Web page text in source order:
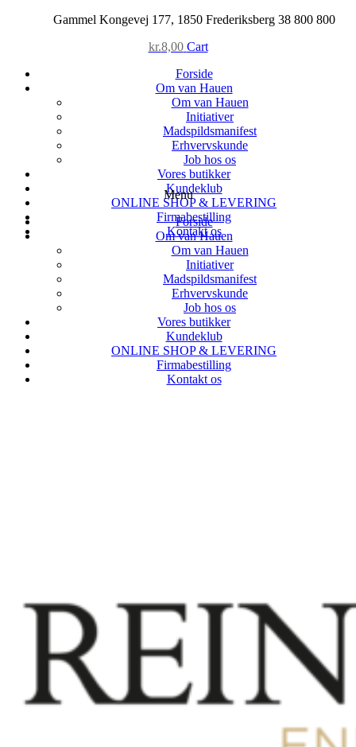
Gammel Kongevej 177, 1850 Frederiksberg 38 800 800
kr.8,00 Cart
Forside
Om van Hauen
Om van Hauen
Initiativer
Madspildsmanifest
Erhvervskunde
Job hos os
Vores butikker
Kundeklub
ONLINE SHOP & LEVERING
Firmabestilling
Kontakt os
Menu
Forside
Om van Hauen
Om van Hauen
Initiativer
Madspildsmanifest
Erhvervskunde
Job hos os
Vores butikker
Kundeklub
ONLINE SHOP & LEVERING
Firmabestilling
Kontakt os